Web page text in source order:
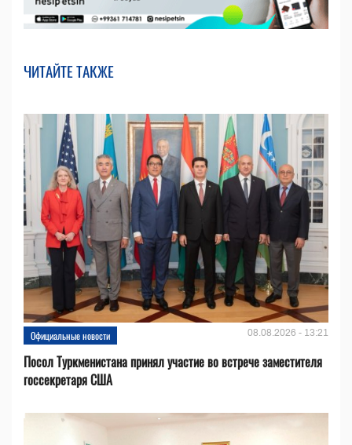
ЧИТАЙТЕ ТАКЖЕ
Официальные новости 08.08.2026 - 13:21
Посол Туркменистана принял участие во встрече заместителя
госсекретаря США